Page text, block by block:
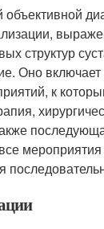
структур
Оно включает
к